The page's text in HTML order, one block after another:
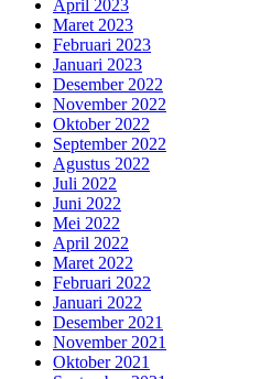
April 2023
Maret 2023
Februari 2023
Januari 2023
Desember 2022
November 2022
Oktober 2022
September 2022
Agustus 2022
Juli 2022
Juni 2022
Mei 2022
April 2022
Maret 2022
Februari 2022
Januari 2022
Desember 2021
November 2021
Oktober 2021